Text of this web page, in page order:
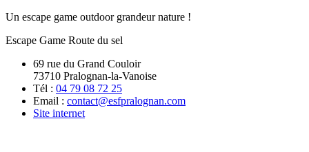
Un escape game outdoor grandeur nature !
Escape Game Route du sel
69 rue du Grand Couloir
73710 Pralognan-la-Vanoise
Tél : 04 79 08 72 25
Email : contact@esfpralognan.com
Site internet